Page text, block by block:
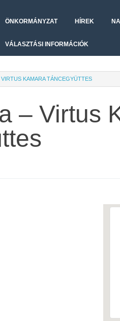
ÖNKORMÁNYZAT HÍREK
VÁLASZTÁSI INFORMÁCIÓK
KAMARA TÁNCEGYÜTTES
– Virtus